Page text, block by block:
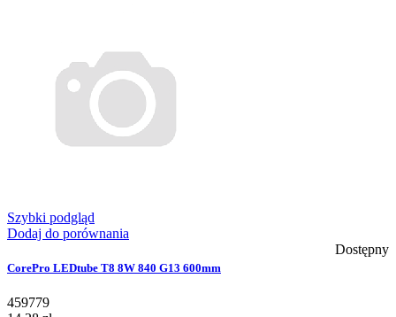
Szybki podgląd
Dodaj do porównania
Dostępny
CorePro LEDtube T8 8W 840 G13 600mm
459779